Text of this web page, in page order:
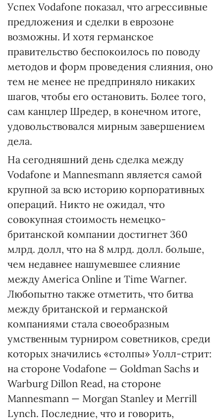
Успех Vodafone показал, что агрессивные
предложения и сделки в еврозоне
возможны. И хотя германское
правительство беспокоилось по поводу
методов и форм проведения слияния, оно
тем не менее не предприняло никаких
шагов, чтобы его остановить. Более того,
сам канцлер Шредер, в конечном итоге,
удовольствовался мирным завершением
дела.
На сегодняшний день сделка между
Vodafone и Маnnesmann является самой
крупной за всю историю корпоративных
операций. Никто не ожидал, что
совокупная стоимость немецко-
британской компании достигнет 360
млрд. долл, что на 8 млрд. долл. больше,
чем недавнее нашумевшее слияние
между Амеrica Online и Time Warner.
Любопытно также отметить, что битва
между британской и германской
компаниями стала своеобразным
умственным турниром советников, среди
которых значились «столпы» Уолл-стрит:
на стороне Vodafone — Goldman Sachs и
Warburg Dillon Read, на стороне
Маnnesmann — Morgan Stanley и Merrill
Lynch. Последние, что и говорить,